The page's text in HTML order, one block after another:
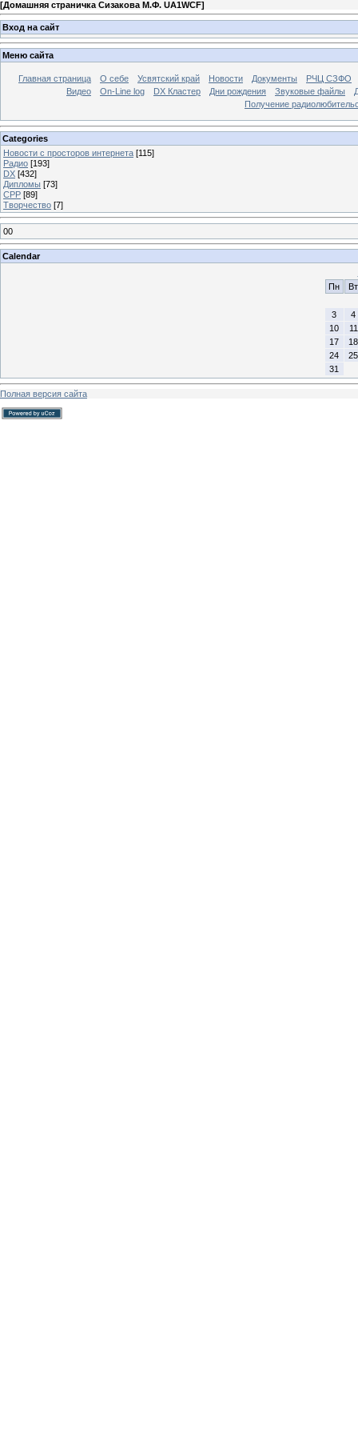
[Домашняя страничка Сизакова М.Ф. UA1WCF]
Вход на сайт
Меню сайта
Главная страница О себе Усвятский край Новости Документы
РЧЦ СЗФО
Видео
On-Line log DX Кластер Дни рождения Звуковые файлы
Получение
Categories
Новости с просторов интернета [115]
Радио [193]
DX [432]
Дипломы [73]
СРР [89]
Творчество [7]
00
Calendar
Пн
Вт
3
4
10
11
17
18
24
25
31
Полная версия сайта